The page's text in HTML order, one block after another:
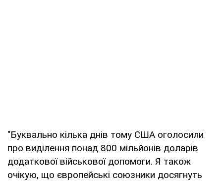
"Буквально кілька днів тому США оголосили
про виділення понад 800 мільйонів доларів
додаткової військової допомоги. Я також
очікую, що європейські союзники досягнуть